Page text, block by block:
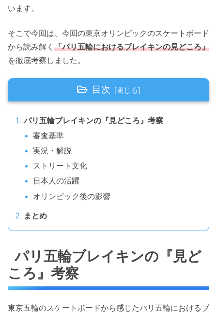
います。
そこで今回は、今回の東京オリンピックのスケートボード
から読み解く 「パリ五輪におけるブレイキンの見どころ」
を徹底考察しました。
目次
パリ五輪ブレイキンの『見どころ』考察
審査基準
実況・解説
ストリート文化
日本人の活躍
オリンピック後の影響
まとめ
パリ五輪ブレイキンの『見ど
ころ』考察
東京五輪のスケートボードから感じたパリ五輪におけるブ